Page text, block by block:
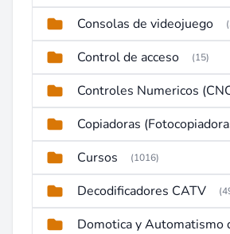
Consolas de videojuego
Control de acceso (15)
Controles Numericos
Cursos (1016)
Decodificadores CATV
Domotica y Automatismo